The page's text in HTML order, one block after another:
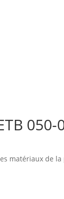
050-
matériaux de la